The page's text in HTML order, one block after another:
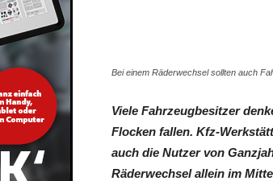
Bei einem Räderwechsel sollten auch
Viele Fahrzeugbesitzer
Flocken fallen. Kfz-
auch die Nutzer von
Räderwechsel allein im